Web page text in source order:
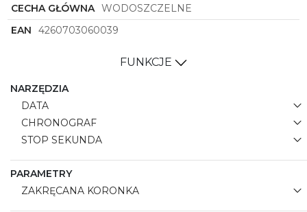
CECHA GŁÓWNA WODOSZCZELNE
EAN
4260703060039
FUNKCJE
NARZĘDZIA
DATA
CHRONOGRAF
STOP SEKUNDA
PARAMETRY
ZAKRĘCANA KORONKA